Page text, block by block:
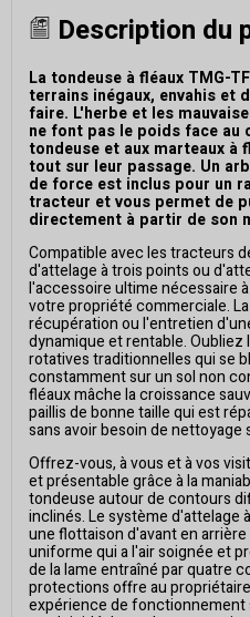
Description du
La tondeuse à fléaux TMG-
terrains inégaux, envahis et
faire. L'herbe et les
ne font pas le poids face
tondeuse et aux marteaux à
tout sur leur passage. Un
de force est inclus pour un
tracteur et vous permet de
directement à partir de son
Compatible avec les tracteurs
d'attelage à trois points ou
l'accessoire ultime nécessaire
votre propriété commerciale.
récupération ou l'entretien
dynamique et rentable.
rotatives traditionnelles qui se
constamment sur un sol non
fléaux mâche la croissance
paillis de bonne taille qui est
sans avoir besoin de
Offrez-vous, à vous et à vos
et présentable grâce à la
tondeuse autour de contours
inclinés. Le système d'attelage
une flottaison d'avant en
uniforme qui a l'air soignée et
de la lame entraîné par quatre
protections offre au
expérience de fonctionnement